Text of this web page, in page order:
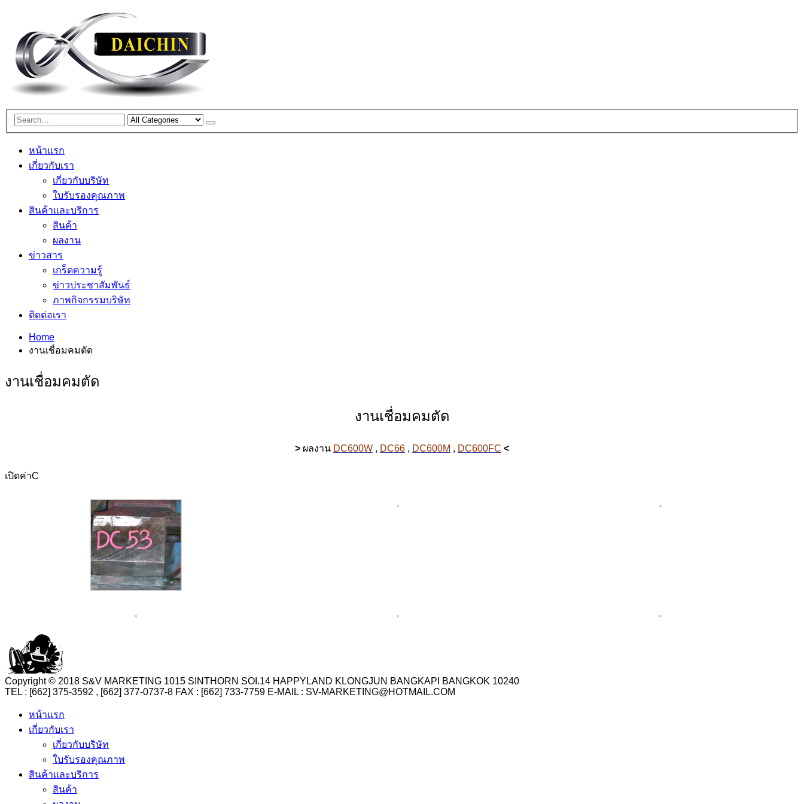
หน้าแรก
เกี่ยวกับเรา
เกี่ยวกับบริษัท
ใบรับรองคุณภาพ
สินค้าและบริการ
สินค้า
ผลงาน
ข่าวสาร
เกร็ดความรู้
ข่าวประชาสัมพันธ์
ภาพกิจกรรมบริษัท
ติดต่อเรา
Home
งานเชื่อมคมตัด
งานเชื่อมคมตัด
งานเชื่อมคมตัด
> ผลงาน DC600W , DC66 , DC600M , DC600FC <
เปิดค่าC
Copyright © 2018 S&V MARKETING 1015 SINTHORN SOI.14 HAPPYLAND KLONGJUN BANGKAPI BANGKOK 10240
TEL : [662] 375-3592 , [662] 377-0737-8 FAX : [662] 733-7759 E-MAIL : SV-MARKETING@HOTMAIL.COM
หน้าแรก
เกี่ยวกับเรา
เกี่ยวกับบริษัท
ใบรับรองคุณภาพ
สินค้าและบริการ
สินค้า